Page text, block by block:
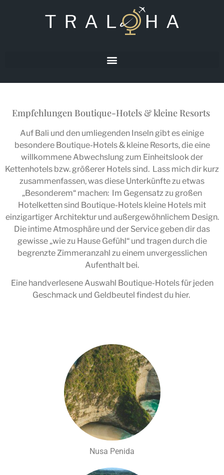
Empfehlungen Boutique-Hotels & kleine Resorts
Auf Bali und den umliegenden Inseln gibt es einige
besondere Boutique-Hotels & kleine Resorts, die eine
willkommene Abwechslung zum Einheitslook der
Kettenhotels bzw. größerer Hotels sind. Lass mich dir kurz
zusammenfassen, was diese Unterkünfte zu etwas
„Besonderem“ machen: Im Gegensatz zu großen
Hotelketten sind Boutique-Hotels kleine Hotels mit
einzigartiger Architektur und außergewöhnlichem Design.
Die intime Atmosphäre und der Service geben dir das
gewisse „wie zu Hause Gefühl“ und tragen durch die
begrenzte Zimmeranzahl zu einem unvergesslichen
Aufenthalt bei.
Eine handverlesene Auswahl Boutique-Hotels für jeden
Geschmack und Geldbeutel findest du hier.
Nusa Penida